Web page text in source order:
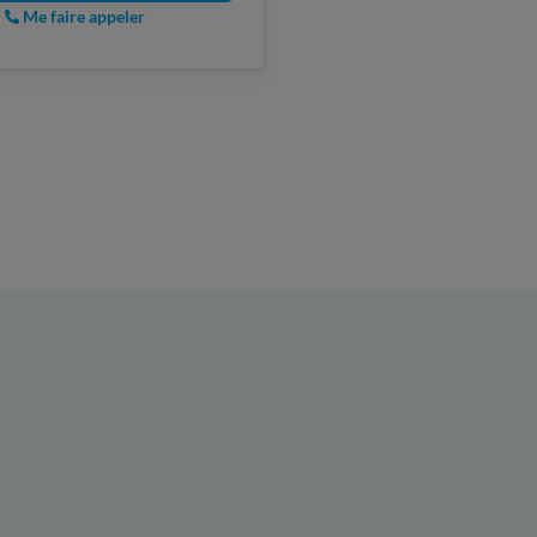
Me faire appeler